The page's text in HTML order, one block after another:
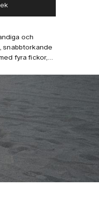
och
snabbtorkande
fyra fickor,